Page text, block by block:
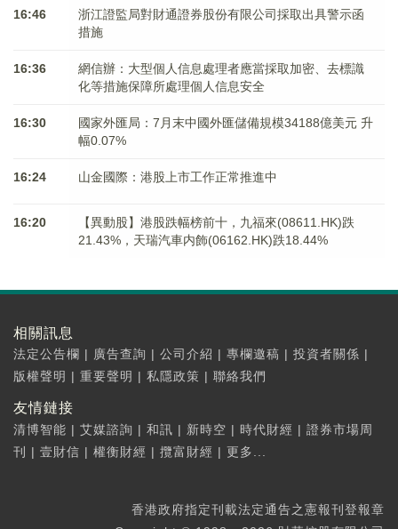
16:46
浙江證監局對財通證券股份有限公司採取出具警示函
措施
16:36
網信辦：大型個人信息處理者應當採取加密、去標識
化等措施保障所處理個人信息安全
16:30
國家外匯局：7月末中國外匯儲備規模34188億美元 升
幅0.07%
16:24 山金國際：港股上市工作正常推進中
16:20
【異動股】港股跌幅榜前十，九福來(08611.HK)跌
21.43%，天瑞汽車内飾(06162.HK)跌18.44%
相關訊息
法定公告欄 | 廣告查詢 | 公司介紹 | 專欄邀稿 | 投資者關係 |
版權聲明 | 重要聲明 | 私隱政策 | 聯絡我們
友情鏈接
清博智能 | 艾媒諮詢 | 和訊 | 新時空 | 時代財經 | 證券市場周
刊
| 壹財信 | 權衡財經 | 攬富財經 | 更多...
香港政府指定刊載法定通告之憲報刊登報章